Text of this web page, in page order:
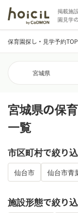
掲載施
園見学
保育園探し・見学予約TOP
宮城県
宮城県の保
一覧
市区町村で絞り
仙台市 仙台市青
施設形態で絞り